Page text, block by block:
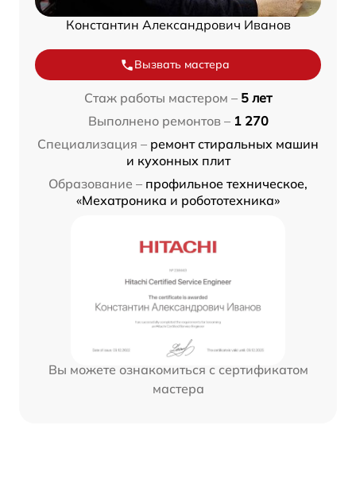
Константин Александрович Иванов
Вызвать мастера
Стаж работы мастером – 5 лет
Выполнено ремонтов – 1 270
Специализация – ремонт стиральных машин
и кухонных плит
Образование – профильное техническое,
«Мехатроника и робототехника»
Вы можете ознакомиться с сертификатом
мастера